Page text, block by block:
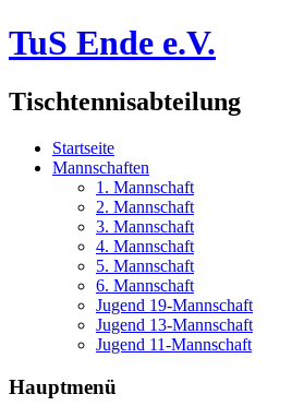
TuS Ende e.V.
Tischtennisabteilung
Startseite
Mannschaften
1. Mannschaft
2. Mannschaft
3. Mannschaft
4. Mannschaft
5. Mannschaft
6. Mannschaft
Jugend 19-Mannschaft
Jugend 13-Mannschaft
Jugend 11-Mannschaft
Hauptmenü